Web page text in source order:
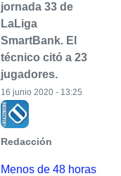
jornada 33 de
LaLiga
SmartBank. El
técnico citó a 23
jugadores.
Redacción
16 junio 2020 - 13:25
Menos de 48 horas